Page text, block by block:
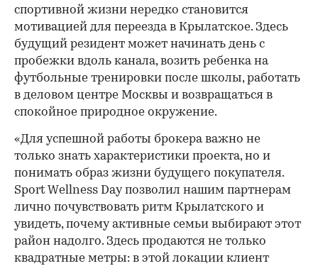
спортивной жизни нередко становится
мотивацией для переезда в Крылатское. Здесь
будущий резидент может начинать день с
пробежки вдоль канала, возить ребенка на
футбольные тренировки после школы, работать
в деловом центре Москвы и возвращаться в
спокойное природное окружение.
«Для успешной работы брокера важно не
только знать характеристики проекта, но и
понимать образ жизни будущего покупателя.
Sport Wellness Day позволил нашим партнерам
лично почувствовать ритм Крылатского и
увидеть, почему активные семьи выбирают этот
район надолго. Здесь продаются не только
квадратные метры: в этой локации клиент